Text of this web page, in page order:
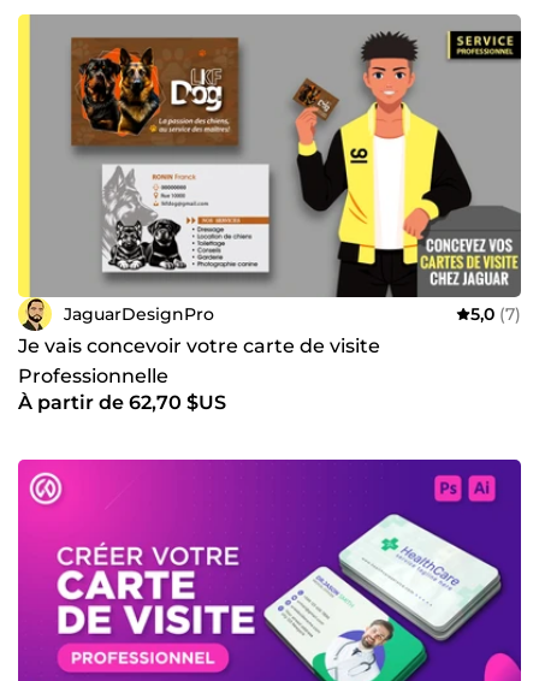
JaguarDesignPro 5,0 (7)
Je vais concevoir votre carte de visite
Professionnelle
À partir de 62,70 $US